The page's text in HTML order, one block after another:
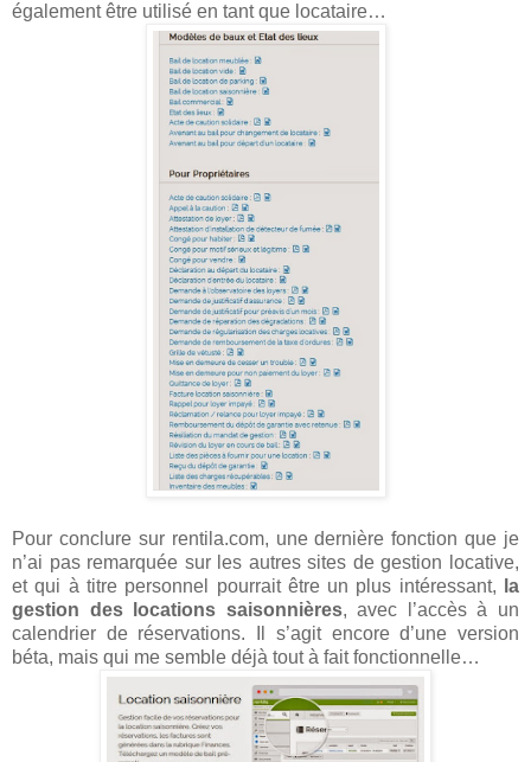
également être utilisé en tant que locataire…
Pour conclure sur rentila.com, une dernière fonction que je
n’ai pas remarquée sur les autres sites de gestion locative,
et qui à titre personnel pourrait être un plus intéressant,
la
gestion des locations saisonnières, avec l’accès à un
calendrier de réservations. Il s’agit encore d’une version
béta, mais qui me semble déjà tout à fait fonctionnelle…